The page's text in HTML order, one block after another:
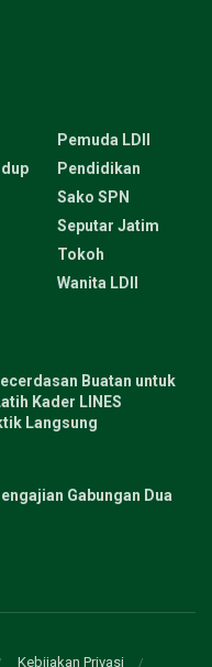
Pemuda LDII
Pendidikan
Sako SPN
Seputar Jatim
Tokoh
Wanita LDII
Buatan untuk
Kader LINES
Langsung
Gabungan Dua
Kebijakan Privasi